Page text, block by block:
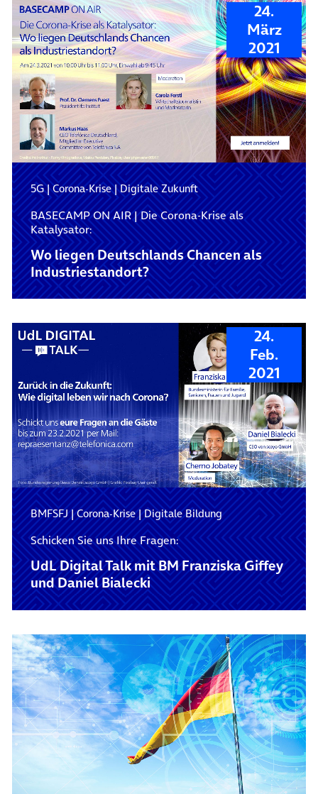
24.
März
2021
5G|Corona-Krise|Digitale Zukunft
BASECAMP ON AIR | Die Corona-Krise als
Katalysator:
Wo liegen Deutschlands Chancen als
Industriestandort?
24.
Feb.
2021
BMFSFJ|Corona-Krise|Digitale Bildung
Schicken Sie uns Ihre Fragen:
UdL Digital Talk mit BM Franziska Giffey
und Daniel Bialecki